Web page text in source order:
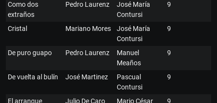
Como dos
extraños
Pedro Laurenz
José María
Contursi
9
Cristal Mariano Mores
José María
Contursi
9
De puro guapo Pedro Laurenz
Manuel
Meaños
9
De vuelta al bulín José Martinez
Pascual
Contursi
9
El arranque Julio De Caro
Mario César
9